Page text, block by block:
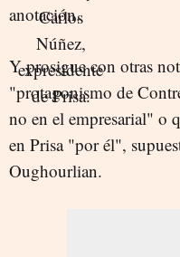
anotación.
Y prosigue con otras
"protagonismo de
no en el empresarial" o
en Prisa "por él",
Oughourlian.